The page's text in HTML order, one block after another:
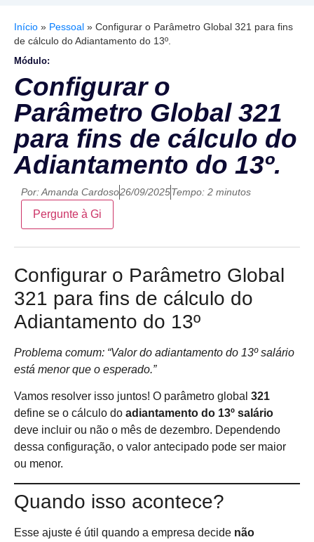
Início » Pessoal » Configurar o Parâmetro Global 321 para fins
de cálculo do Adiantamento do 13º.
Módulo:
Configurar o
Parâmetro Global 321
para fins de cálculo do
Adiantamento do 13º.
Por:Amanda Cardoso26/09/2025Tempo: 2 minutos
Pergunte à Gi
Configurar o Parâmetro Global
321 para fins de cálculo do
Adiantamento do 13º
Problema comum: “Valor do adiantamento do 13º salário
está menor que o esperado.”
Vamos resolver isso juntos! O parâmetro global 321
define se o cálculo do adiantamento do 13º salário
deve incluir ou não o mês de dezembro. Dependendo
dessa configuração, o valor antecipado pode ser maior
ou menor.
Quando isso acontece?
Esse ajuste é útil quando a empresa decide não